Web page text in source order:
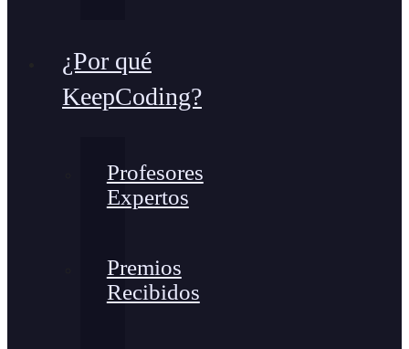
¿Por qué
KeepCoding?
Profesores
Expertos
Premios
Recibidos